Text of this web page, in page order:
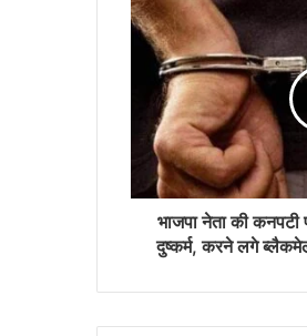
भाजपा नेता की कनपटी
दुष्कर्म, करने लगे